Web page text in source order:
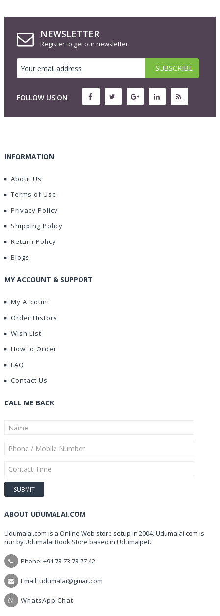
NEWSLETTER
Register to get our newsletter
FOLLOW US ON
INFORMATION
About Us
Terms of Use
Privacy Policy
Shipping Policy
Return Policy
Blogs
MY ACCOUNT & SUPPORT
My Account
Order History
Wish List
How to Order
FAQ
Contact Us
CALL ME BACK
ABOUT UDUMALAI.COM
Udumalai.com is a Online Web store setup in 2004. Udumalai.com is
run by Udumalai Book Store based in Udumalpet.
Phone: +91 73 73 73 77 42
Email: udumalai@gmail.com
WhatsApp Chat